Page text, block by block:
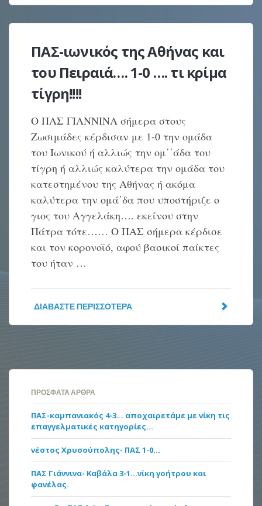
ΠΑΣ-ιωνικός της Αθήνας και
του Πειραιά…. 1-0 …. τι κρίμα
τίγρη!!!!
Ο ΠΑΣ ΓΙΑΝΝΙΝΑ σήμερα στους
Ζωσιμάδες κέρδισαν με 1-0 την ομάδα
του Ιωνικού ή αλλιώς την ομ΄΄άδα του
τίγρη ή αλλιώς καλύτερα την ομάδα του
κατεστημένου της Αθήνας ή ακόμα
καλύτερα την ομά΄δα που υποστήριζε ο
γιος του Αγγελάκη…. εκείνου στην
Πάτρα τότε…… Ο ΠΑΣ σήμερα κέρδισε
και τον κορονοϊό, αφού βασικοί παίκτες
του ήταν …
ΔΙΑΒΆΣΤΕ ΠΕΡΙΣΣΌΤΕΡΑ
ΠΡΌΣΦΑΤΑ ΆΡΘΡΑ
ΠΑΣ-καμπανιακός 4-3… αποχαιρετάμε με νίκη τις
επαγγελματικές κατηγορίες…
νέστος Χρυσούπολης- ΠΑΣ 1-0…
ΠΑΣ Γιάννινα- Καβάλα 3-1…νίκη γοήτρου και
φανέλας.